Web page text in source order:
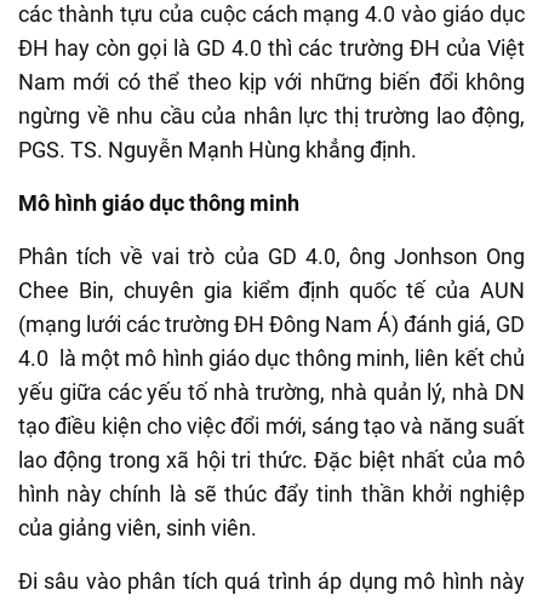
các thành tựu của cuộc cách mạng 4.0 vào giáo dục
ĐH hay còn gọi là GD 4.0 thì các trường ĐH của Việt
Nam mới có thể theo kịp với những biến đổi không
ngừng về nhu cầu của nhân lực thị trường lao động,
PGS. TS. Nguyễn Mạnh Hùng khẳng định.
Mô hình giáo dục thông minh
Phân tích về vai trò của GD 4.0, ông Jonhson Ong
Chee Bin, chuyên gia kiểm định quốc tế của AUN
(mạng lưới các trường ĐH Đông Nam Á) đánh giá, GD
4.0 là một mô hình giáo dục thông minh, liên kết chủ
yếu giữa các yếu tố nhà trường, nhà quản lý, nhà DN
tạo điều kiện cho việc đổi mới, sáng tạo và năng suất
lao động trong xã hội tri thức. Đặc biệt nhất của mô
hình này chính là sẽ thúc đẩy tinh thần khởi nghiệp
của giảng viên, sinh viên.
Đi sâu vào phân tích quá trình áp dụng mô hình này